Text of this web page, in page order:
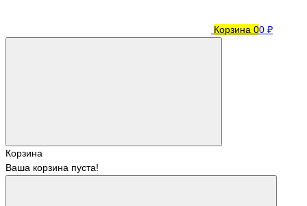
Корзина 00 ₽
Корзина
Ваша корзина пуста!